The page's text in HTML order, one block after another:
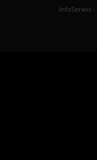
InfoSerwis-